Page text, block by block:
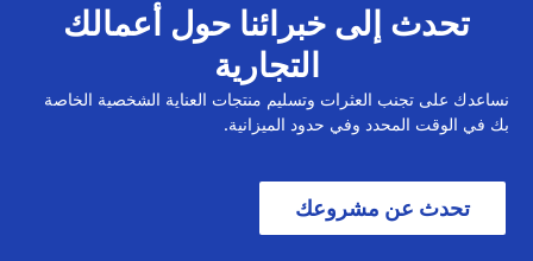
تحدث إلى خبرائنا حول أعمالك
التجارية
نساعدك على تجنب العثرات وتسليم منتجات العناية الشخصية الخاصة
بك في الوقت المحدد وفي حدود الميزانية.
تحدث عن مشروعك